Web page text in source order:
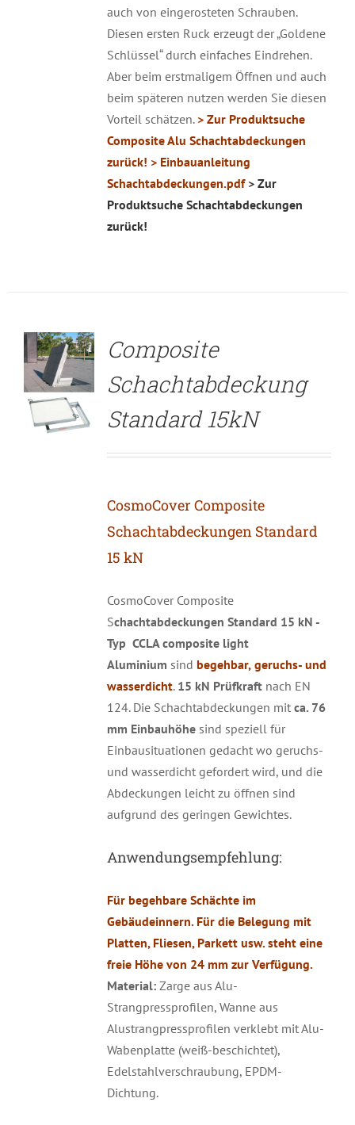
auch von eingerosteten Schrauben.
Diesen ersten Ruck erzeugt der „Goldene
Schlüssel“ durch einfaches Eindrehen.
Aber beim erstmaligem Öffnen und auch
beim späteren nutzen werden Sie diesen
Vorteil schätzen. > Zur Produktsuche
Composite Alu Schachtabdeckungen
zurück! > Einbauanleitung
Schachtabdeckungen.pdf > Zur
Produktsuche Schachtabdeckungen
zurück!
Composite
Schachtabdeckung
Standard 15kN
CosmoCover Composite
Schachtabdeckungen Standard
15 kN
CosmoCover Composite
Schachtabdeckungen Standard 15 kN -
Typ CCLA composite light
Aluminium sind begehbar, geruchs- und
wasserdicht. 15 kN Prüfkraftnach EN
124. Die Schachtabdeckungen mit ca. 76
mm Einbauhöhesind speziell für
Einbausituationen gedacht wo geruchs-
und wasserdicht gefordert wird, und die
Abdeckungen leicht zu öffnen sind
aufgrund des geringen Gewichtes.
Anwendungsempfehlung:
Für begehbare Schächte im
Gebäudeinnern. Für die Belegung mit
Platten, Fliesen, Parkett usw. steht eine
freie Höhe von 24 mm zur Verfügung.
Material:Zarge aus Alu-
Strangpressprofilen, Wanne aus
Alustrangpressprofilen verklebt mit Alu-
Wabenplatte (weiß-beschichtet),
Edelstahlverschraubung, EPDM-
Dichtung.